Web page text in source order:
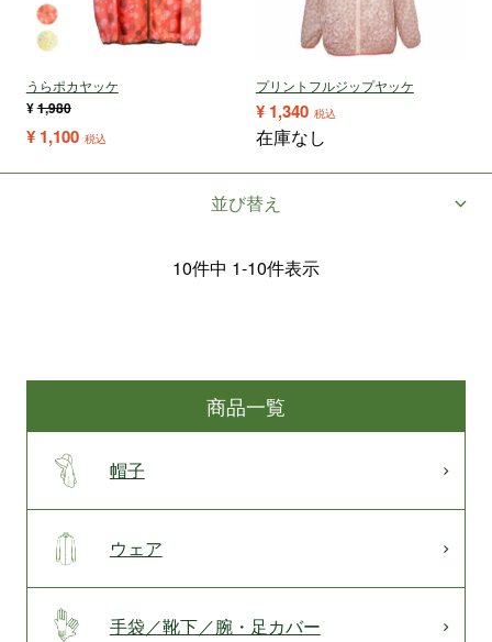
うらポカヤッケ
¥1,980
¥ 1,100 税込
プリントフルジップヤッケ
¥ 1,340 税込
在庫なし
並び替え
10件中 1-10件表示
商品一覧
帽子
ウェア
手袋／靴下／腕・足カバー